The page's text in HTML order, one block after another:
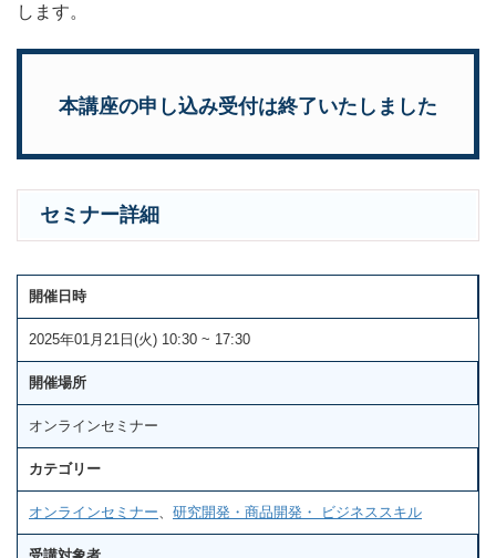
します。
本講座の申し込み受付は終了いたしました
セミナー詳細
開催日時
2025年01月21日(火) 10:30 ~ 17:30
開催場所
オンラインセミナー
カテゴリー
オンラインセミナー 研究開発・商品開発・ ビジネススキル